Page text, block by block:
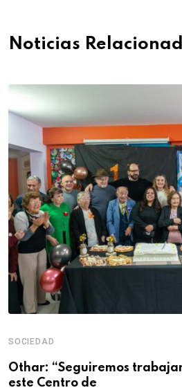
Noticias
SOCIEDAD
Othar: “Seguiremos
este Centro de